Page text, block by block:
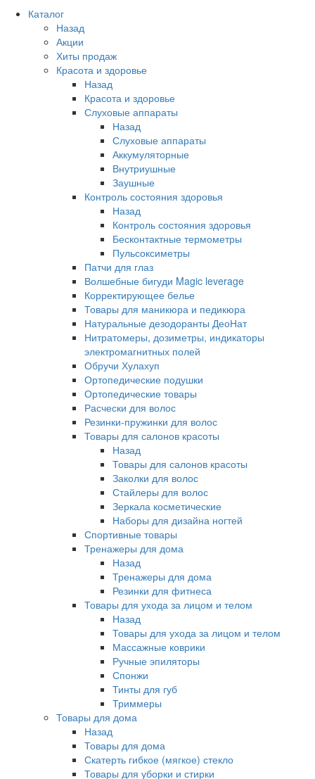
Каталог
Назад
Акции
Хиты продаж
Красота и здоровье
Назад
Красота и здоровье
Слуховые аппараты
Назад
Слуховые аппараты
Аккумуляторные
Внутриушные
Заушные
Контроль состояния здоровья
Назад
Контроль состояния здоровья
Бесконтактные термометры
Пульсоксиметры
Патчи для глаз
Волшебные бигуди Magic leverage
Корректирующее белье
Товары для маникюра и педикюра
Натуральные дезодоранты ДеоНат
Нитратомеры, дозиметры, индикаторы
электромагнитных полей
Обручи Хулахуп
Ортопедические подушки
Ортопедические товары
Расчески для волос
Резинки-пружинки для волос
Товары для салонов красоты
Назад
Товары для салонов красоты
Заколки для волос
Стайлеры для волос
Зеркала косметические
Наборы для дизайна ногтей
Спортивные товары
Тренажеры для дома
Назад
Тренажеры для дома
Резинки для фитнеса
Товары для ухода за лицом и телом
Назад
Товары для ухода за лицом и телом
Массажные коврики
Ручные эпиляторы
Спонжи
Тинты для губ
Триммеры
Товары для дома
Назад
Товары для дома
Скатерть гибкое (мягкое) стекло
Товары для уборки и стирки